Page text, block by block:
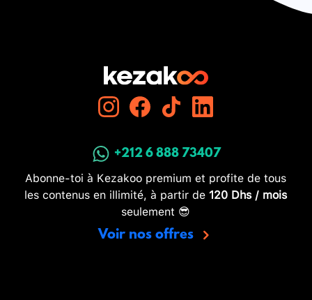
+212 6 888 73407
Abonne-toi à Kezakoo premium et profite de tous
les contenus en illimité, à partir de 120 Dhs / mois
seulement 😎
Voir nos offres